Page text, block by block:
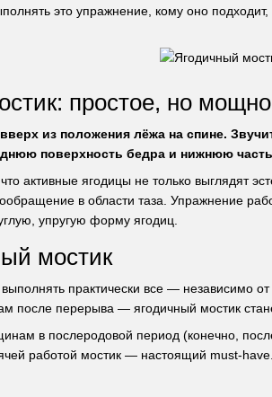
это упражнение, кому оно
простое, но
из положения лёжа на спине.
поверхность бедра и нижнюю
активные ягодицы не только выглядят
в области таза. Упражнение
упругую форму ягодиц.
мостик
практически все — независимо
после перерыва — ягодичный мостик
в послеродовой период (конечно,
работой мостик — настоящий must-